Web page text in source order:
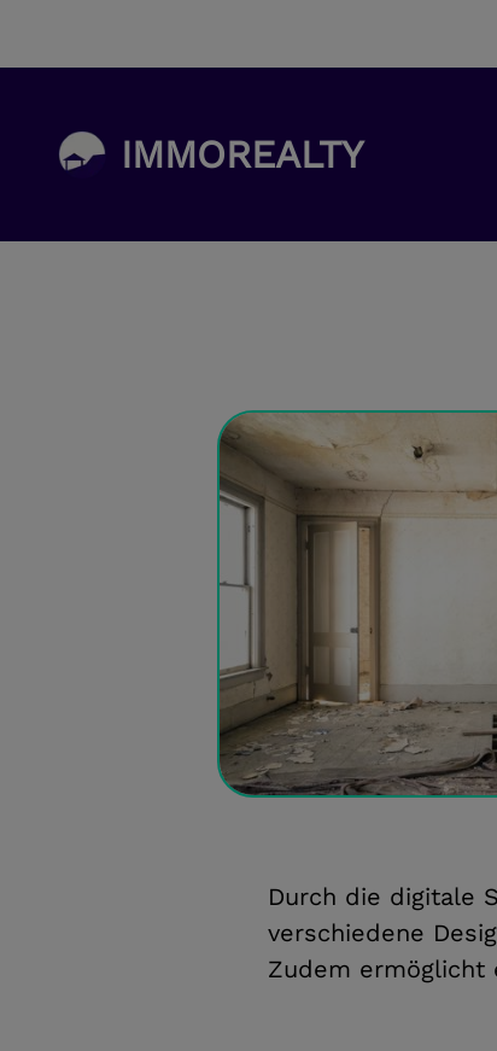
IMMOREALTY
Durch die digitale
verschiedene
Zudem ermöglicht